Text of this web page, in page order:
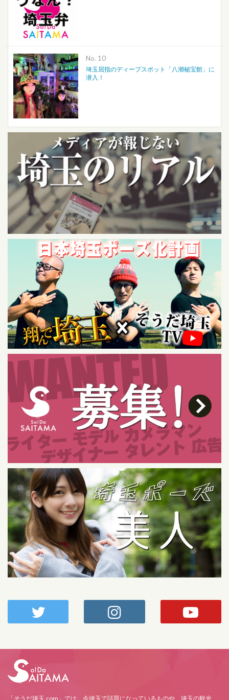
No.
埼玉屈指のディープスポット「八潮秘宝館」に
潜入！
「そうだ埼玉.com」では、今埼玉で話題になっているものや、埼玉の観光、